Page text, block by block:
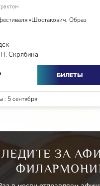
«Шостакович. Образ
Скрябина
БИЛЕТЫ
: 5 сентября
ЗА